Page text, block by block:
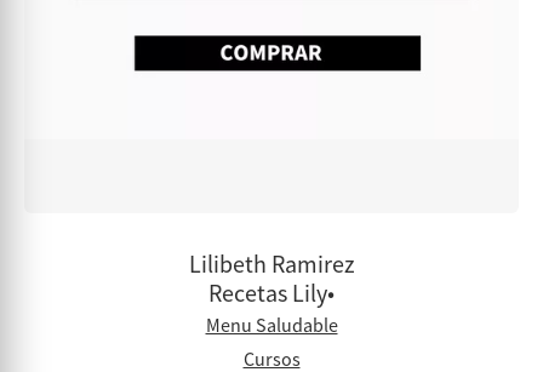
Lilibeth Ramirez
Recetas Lily•
Menu Saludable
Cursos